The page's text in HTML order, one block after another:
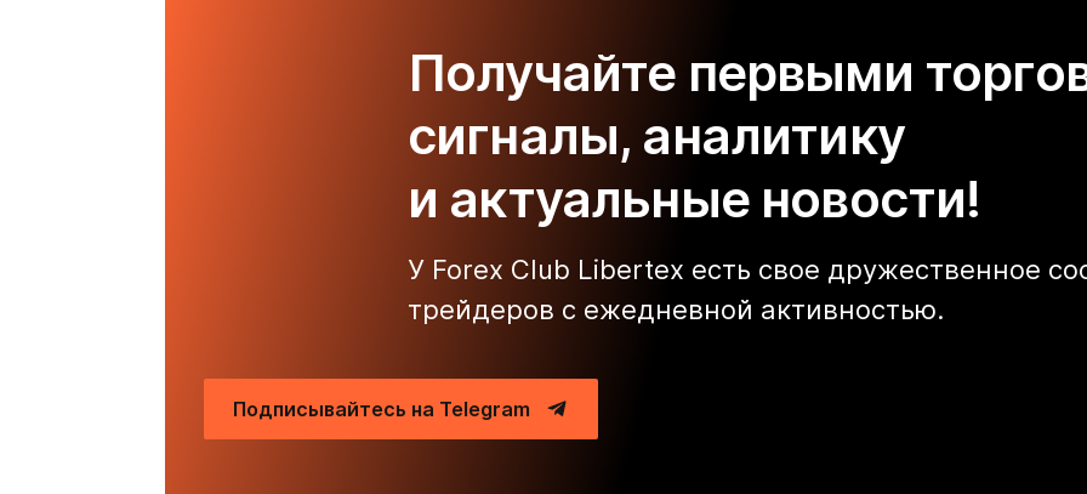
Получайте первыми
сигналы, аналитику
и актуальные новости!
У Forex Club Libertex есть свое дружественное
трейдеров с ежедневной активностью.
Подписывайтесь на Telegram